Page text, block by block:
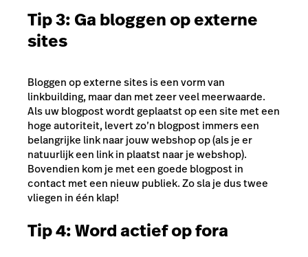
Tip 3: Ga bloggen op externe
sites
Bloggen op externe sites is een vorm van
linkbuilding, maar dan met zeer veel meerwaarde.
Als uw blogpost wordt geplaatst op een site met een
hoge autoriteit, levert zo’n blogpost immers een
belangrijke link naar jouw webshop op (als je er
natuurlijk een link in plaatst naar je webshop).
Bovendien kom je met een goede blogpost in
contact met een nieuw publiek. Zo sla je dus twee
vliegen in één klap!
Tip 4: Word actief op fora